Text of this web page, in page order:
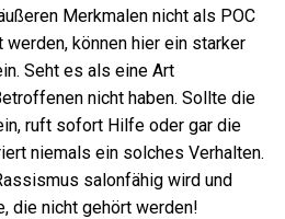
Merkmalen nicht als POC
können hier ein starker
Seht es als eine Art
nicht haben. Sollte die
ruft sofort Hilfe oder gar die
niemals ein solches Verhalten.
salonfähig wird und
die nicht gehört werden!